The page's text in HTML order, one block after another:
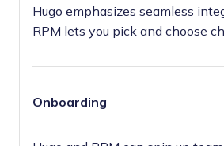
Hugo emphasizes seamless
RPM lets you pick and choose
Onboarding